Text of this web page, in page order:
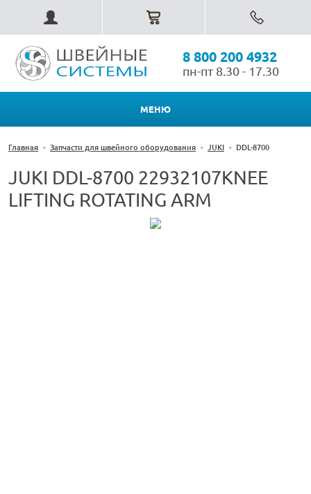
8 800 200 4932
пн-пт 8.30 - 17.30
МЕНЮ
Главная - Запчасти для швейного оборудования - JUKI - DDL-8700
JUKI DDL-8700 22932107KNEE
LIFTING ROTATING ARM